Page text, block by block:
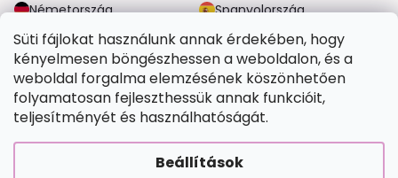
Süti fájlokat használunk annak érdekében, hogy
kényelmesen böngészhessen a weboldalon, és a
weboldal forgalma elemzésének köszönhetően
folyamatosan fejleszthessük annak funkcióit,
teljesítményét és használhatóságát.
Beállítások
Németország
Spanyolország
Nagy-Britannia
Ausztria
MEGBÍZHATÓ SZÁLLÍTÁSI LEHETŐSÉGEK
BIZTONSÁGOS FIZETÉSI LEHETŐSÉGEK